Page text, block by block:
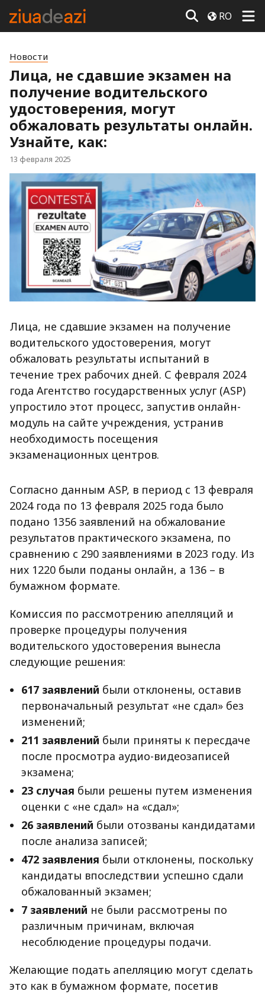
RO
Новости
Лица, не сдавшие экзамен на
получение водительского
удостоверения, могут
обжаловать результаты онлайн.
Узнайте, как:
13 февраля 2025
Лица, не сдавшие экзамен на получение
водительского удостоверения, могут
обжаловать результаты испытаний в
течение трех рабочих дней. С февраля 2024
года Агентство государственных услуг (ASP)
упростило этот процесс, запустив онлайн-
модуль на сайте учреждения, устранив
необходимость посещения
экзаменационных центров.
Согласно данным ASP, в период с 13 февраля
2024 года по 13 февраля 2025 года было
подано 1356 заявлений на обжалование
результатов практического экзамена, по
сравнению с 290 заявлениями в 2023 году. Из
них 1220 были поданы онлайн, а 136 – в
бумажном формате.
Комиссия по рассмотрению апелляций и
проверке процедуры получения
водительского удостоверения вынесла
следующие решения:
617 заявлений были отклонены, оставив
первоначальный результат «не сдал» без
изменений;
211 заявлений были приняты к пересдаче
после просмотра аудио-видеозаписей
экзамена;
23 случая были решены путем изменения
оценки с «не сдал» на «сдал»;
26 заявлений были отозваны кандидатами
после анализа записей;
472 заявления были отклонены, поскольку
кандидаты впоследствии успешно сдали
обжалованный экзамен;
7 заявлений не были рассмотрены по
различным причинам, включая
несоблюдение процедуры подачи.
Желающие подать апелляцию могут сделать
это как в бумажном формате, посетив